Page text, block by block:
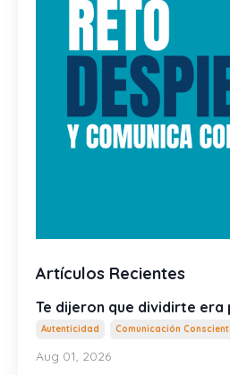
Artículos Recientes
Te dijeron que dividirte era
Autenticidad Comunicación
Aug 01, 2026